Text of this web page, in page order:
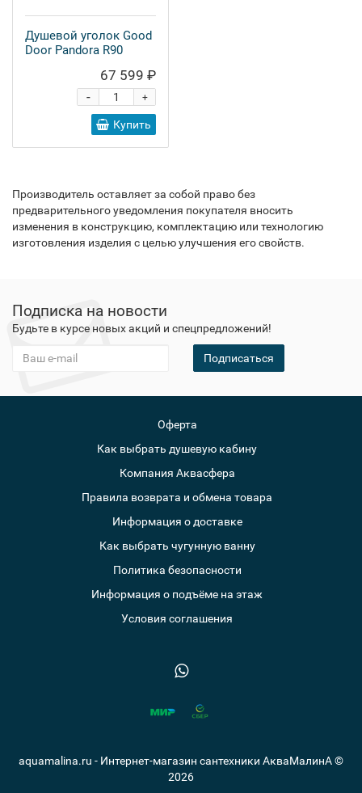
Душевой уголок Good
Door Pandora R90
67 599 ₽
+
-
Купить
Производитель оставляет за собой право без
предварительного уведомления покупателя вносить
изменения в конструкцию, комплектацию или технологию
изготовления изделия с целью улучшения его свойств.
Подписка на новости
Будьте в курсе новых акций и спецпредложений!
Подписаться
Оферта
Как выбрать душевую кабину
Компания Аквасфера
Правила возврата и обмена товара
Информация о доставке
Как выбрать чугунную ванну
Политика безопасности
Информация о подъёме на этаж
Условия соглашения
aquamalina.ru - Интернет-магазин сантехники АкваМалинА ©
2026